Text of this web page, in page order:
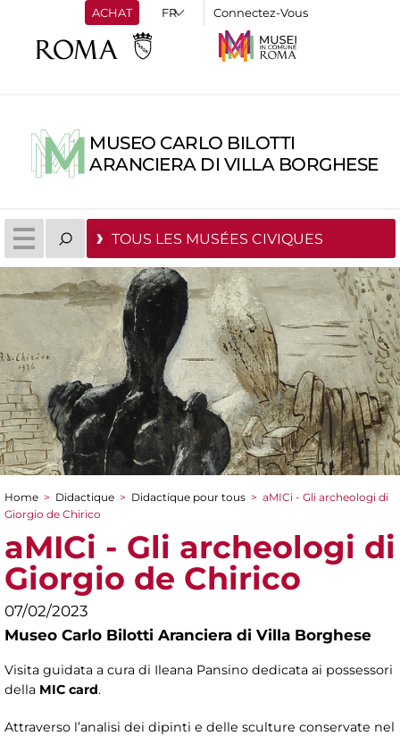
ACHAT Connectez-Vous
MUSEO CARLO BILOTTI
ARANCIERA DI VILLA BORGHESE
TOUS LES MUSÉES CIVIQUES
You are here
Home > Didactique > Didactique pour tous > aMICi - Gli archeologi di
Giorgio de Chirico
aMICi - Gli archeologi di
Giorgio de Chirico
07/02/2023
Museo Carlo Bilotti Aranciera di Villa Borghese
Visita guidata a cura di Ileana Pansino dedicata ai possessori
della MIC card.
Attraverso l’analisi dei dipinti e delle sculture conservate nel